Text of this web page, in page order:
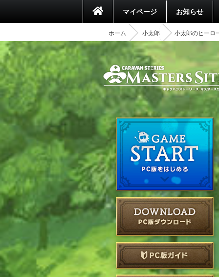
マイページ お知らせ
ホーム 小太郎 小太郎のヒーロ